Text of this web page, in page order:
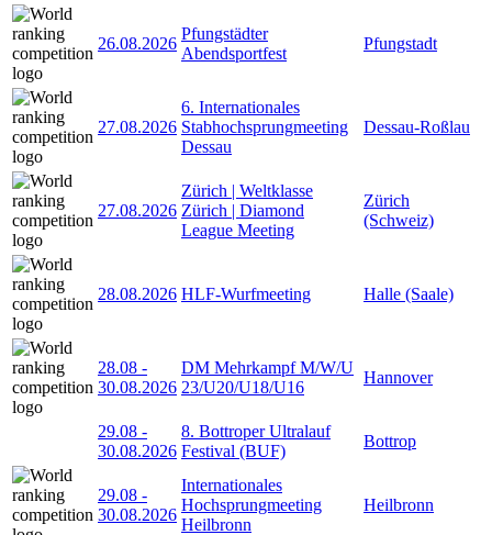
26.08.2026
Pfungstädter
Abendsportfest
Pfungstadt
27.08.2026
6. Internationales
Stabhochsprungmeeting
Dessau
Dessau-Roßlau
27.08.2026
Zürich | Weltklasse
Zürich | Diamond
League Meeting
Zürich
(Schweiz)
28.08.2026 HLF-Wurfmeeting Halle (Saale)
28.08 -
30.08.2026
DM Mehrkampf M/W/U
23/U20/U18/U16
Hannover
29.08 -
30.08.2026
8. Bottroper Ultralauf
Festival (BUF)
Bottrop
29.08 -
30.08.2026
Internationales
Hochsprungmeeting
Heilbronn
Heilbronn